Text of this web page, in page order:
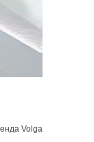
Volga